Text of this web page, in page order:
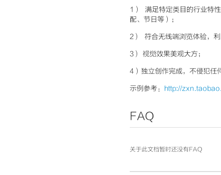
1） 满足特定类目的行业特
配、节日等）；
2） 符合无线端浏览体验，
3） 视觉效果美观大方；
4）独立创作完成，不侵犯任
示例参考： http://
FAQ
关于此文档暂时还没有FAQ